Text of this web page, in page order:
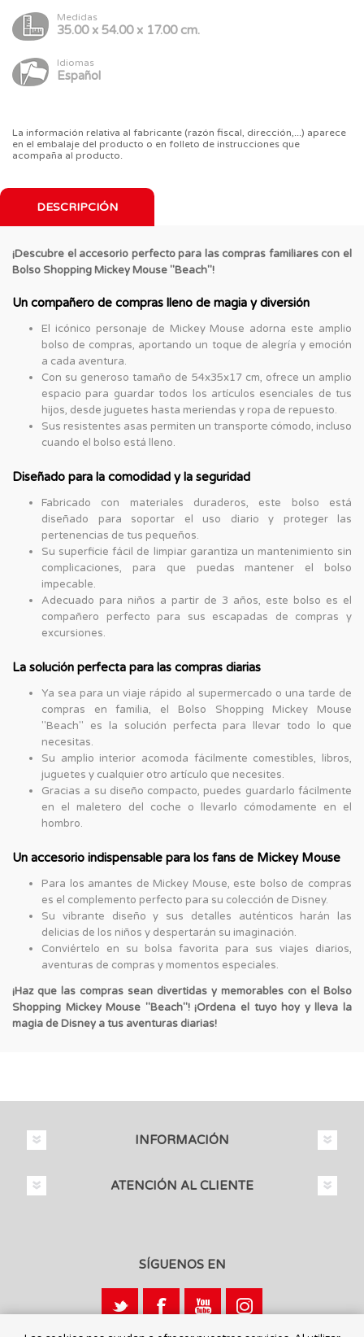
Medidas
35.00 x 54.00 x 17.00 cm.
Idiomas
Español
La información relativa al fabricante (razón fiscal, dirección,...) aparece
en el embalaje del producto o en folleto de instrucciones que
acompaña al producto.
DESCRIPCIÓN
¡Descubre el accesorio perfecto para las compras familiares con el
Bolso Shopping Mickey Mouse "Beach"!
Un compañero de compras lleno de magia y diversión
El icónico personaje de Mickey Mouse adorna este amplio
bolso de compras, aportando un toque de alegría y emoción
a cada aventura.
Con su generoso tamaño de 54x35x17 cm, ofrece un amplio
espacio para guardar todos los artículos esenciales de tus
hijos, desde juguetes hasta meriendas y ropa de repuesto.
Sus resistentes asas permiten un transporte cómodo, incluso
cuando el bolso está lleno.
Diseñado para la comodidad y la seguridad
Fabricado con materiales duraderos, este bolso está
diseñado para soportar el uso diario y proteger las
pertenencias de tus pequeños.
Su superficie fácil de limpiar garantiza un mantenimiento sin
complicaciones, para que puedas mantener el bolso
impecable.
Adecuado para niños a partir de 3 años, este bolso es el
compañero perfecto para sus escapadas de compras y
excursiones.
La solución perfecta para las compras diarias
Ya sea para un viaje rápido al supermercado o una tarde de
compras en familia, el Bolso Shopping Mickey Mouse
"Beach" es la solución perfecta para llevar todo lo que
necesitas.
Su amplio interior acomoda fácilmente comestibles, libros,
juguetes y cualquier otro artículo que necesites.
Gracias a su diseño compacto, puedes guardarlo fácilmente
en el maletero del coche o llevarlo cómodamente en el
hombro.
Un accesorio indispensable para los fans de Mickey Mouse
Para los amantes de Mickey Mouse, este bolso de compras
es el complemento perfecto para su colección de Disney.
Su vibrante diseño y sus detalles auténticos harán las
delicias de los niños y despertarán su imaginación.
Conviértelo en su bolsa favorita para sus viajes diarios,
aventuras de compras y momentos especiales.
¡Haz que las compras sean divertidas y memorables con el Bolso
Shopping Mickey Mouse "Beach"! ¡Ordena el tuyo hoy y lleva la
magia de Disney a tus aventuras diarias!
INFORMACIÓN
ATENCIÓN AL CLIENTE
SÍGUENOS EN